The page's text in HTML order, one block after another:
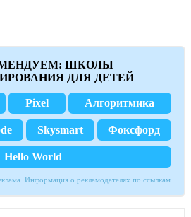
ШКОЛЫ
ДЛЯ ДЕТЕЙ
Pixel Алгоритмика
Skysmart Фоксфорд
Hello World
Информация о рекламодателях по ссылкам.